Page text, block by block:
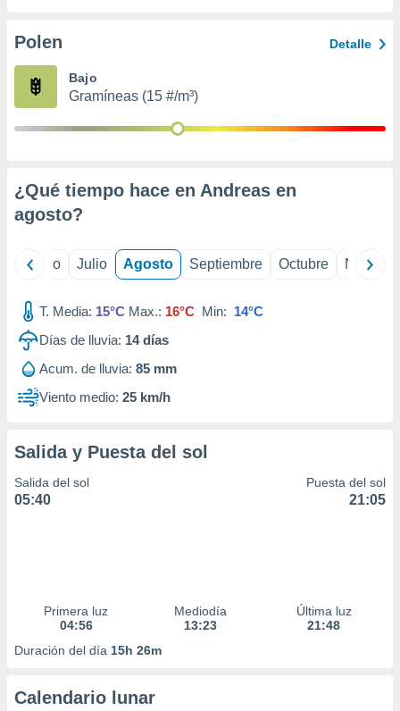
e
mediante
publicidad
publicidad
de
Polen Detalle
Bajo
Gramíneas (15 #/m³)
¿Qué tiempo hace en Andreas en
agosto?
Junio Julio Agosto Septiembre Octubre
T. Media: 15°C Max.: 16°C Min: 14°C
Días de lluvia: 14días
Acum. de lluvia: 85 mm
Viento medio: 25 km/h
Salida y Puesta del sol
Salida del sol
05:40
Puesta del sol
21:05
Primera luz
04:56
Mediodía
13:23
Última luz
21:48
Duración del día 15h 26m
Calendario lunar